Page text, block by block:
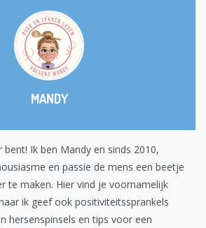
MANDY
Ik ben Mandy en sinds 2010,
en passie de mens een beetje
te maken. Hier vind je voornamelijk
ik geef ook positiviteitssprankels
hersenspinsels en tips voor een